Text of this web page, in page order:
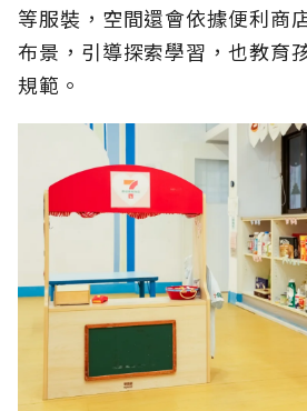
等服裝，空間還會依據便利商
布景，引導探索學習，也教育
規範。